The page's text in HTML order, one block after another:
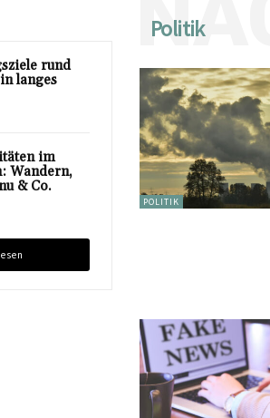
rund
langes
im
Wandern,
& Co.
Politik
POLITIK